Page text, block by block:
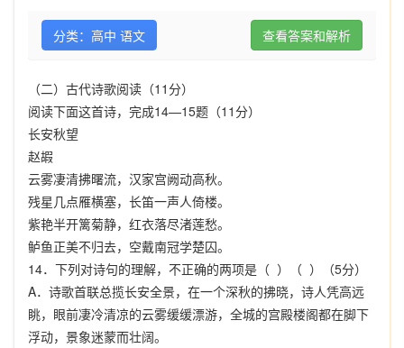
分类：高中 语文 查看答案和解析
（二）古代诗歌阅读（11分）
阅读下面这首诗，完成14—15题（11分）
长安秋望
赵嘏
云雾凄清拂曙流，汉家宫阙动高秋。
残星几点雁横塞，长笛一声人倚楼。
紫艳半开篱菊静，红衣落尽渚莲愁。
鲈鱼正美不归去，空戴南冠学楚囚。
14．下列对诗句的理解，不正确的两项是（ ）（ ）（5分）
A．诗歌首联总揽长安全景，在一个深秋的拂晓，诗人凭高远
眺，眼前凄冷清凉的云雾缓缓漂游，全城的宫殿楼阁都在脚下
浮动，景象迷蒙而壮阔。